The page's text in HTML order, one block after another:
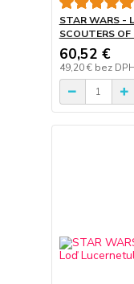
STAR WARS -
SCOUTERS
60,52 €
49,20 € bez DPH